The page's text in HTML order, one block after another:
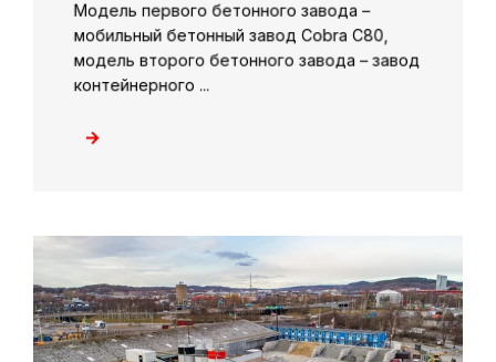
Модель первого бетонного завода –
мобильный бетонный завод Cobra C80,
модель второго бетонного завода – завод
контейнерного ...